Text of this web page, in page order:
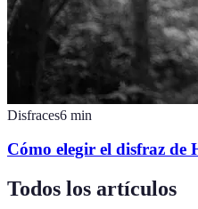
Disfraces6 min
Cómo elegir el disfraz de
Todos los artículos